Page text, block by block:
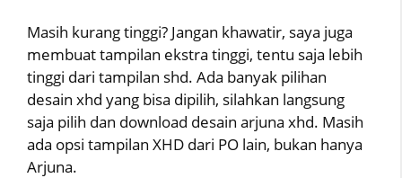
Masih kurang tinggi? Jangan khawatir, saya juga
membuat tampilan ekstra tinggi, tentu saja lebih
tinggi dari tampilan shd. Ada banyak pilihan
desain xhd yang bisa dipilih, silahkan langsung
saja pilih dan download desain arjuna xhd. Masih
ada opsi tampilan XHD dari PO lain, bukan hanya
Arjuna.